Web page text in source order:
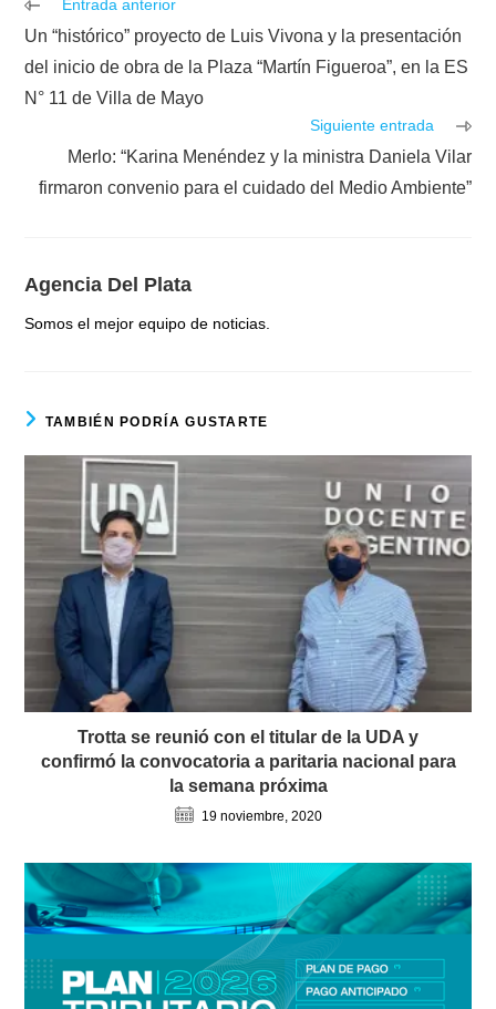
artículos
Entrada anterior
Un “histórico” proyecto de Luis Vivona y la presentación
del inicio de obra de la Plaza “Martín Figueroa”, en la ES
N° 11 de Villa de Mayo
Siguiente entrada
Merlo: “Karina Menéndez y la ministra Daniela Vilar
firmaron convenio para el cuidado del Medio Ambiente”
Agencia Del Plata
Somos el mejor equipo de noticias.
TAMBIÉN PODRÍA GUSTARTE
Trotta se reunió con el titular de la UDA y
confirmó la convocatoria a paritaria nacional para
la semana próxima
19 noviembre, 2020